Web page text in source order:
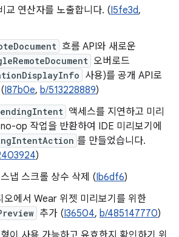
교 연산자를 노출합니다. (I5fe3d,
흐름 API와 새로운
오버로드
사용)를 공개 API로
I87b0e, b/513228889)
액세스를 지연하고 미리
op 작업을 반환하여 IDE 미리보기에
를 만들었습니다.
)
냅 스크롤 상수 삭제 (Ib6df6)
에서 Wear 위젯 미리보기를 위한
추가 (I36504, b/485147770)